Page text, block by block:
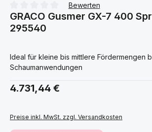
Durchschnittliche Bewertung von 0 von 5
Bewerten
GRACO Gusmer GX-7 400
295540
Ideal für kleine bis mittlere Fördermengen
Schaumanwendungen
Regulärer Preis:
4.731,44 €
Preise inkl. MwSt. zzgl. Versandkosten